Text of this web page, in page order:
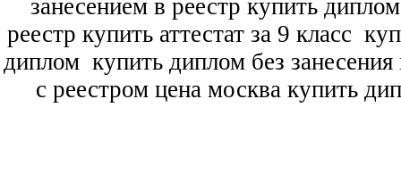
занесением в реестр купить
реестр купить аттестат за 9 класс
диплом купить диплом без
с реестром цена москва купить